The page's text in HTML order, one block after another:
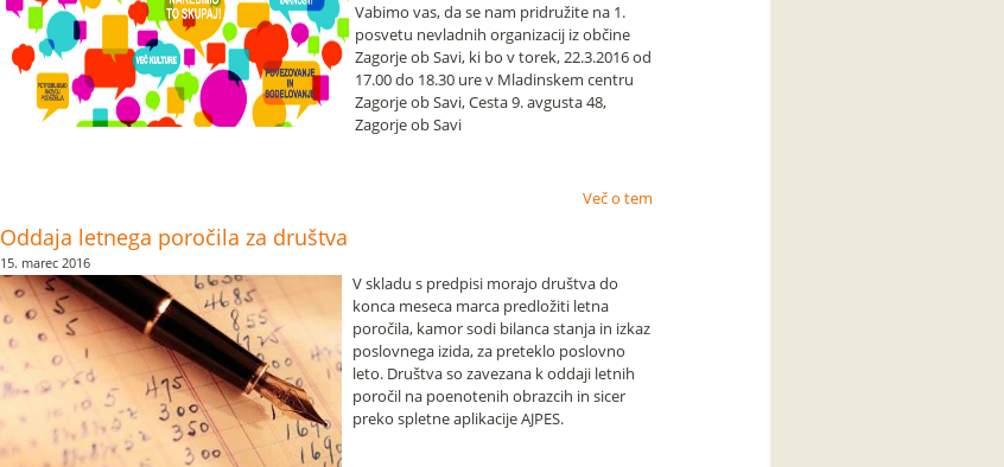
Vabimo vas, da se nam pridružite na 1.
posvetu nevladnih organizacij iz občine
Zagorje ob Savi, ki bo v torek, 22.3.2016 od
17.00 do 18.30 ure v Mladinskem centru
Zagorje ob Savi, Cesta 9. avgusta 48,
Zagorje ob Savi
Več o tem
Oddaja letnega poročila za društva
15. marec 2016
V skladu s predpisi morajo društva do
konca meseca marca predložiti letna
poročila, kamor sodi bilanca stanja in izkaz
poslovnega izida, za preteklo poslovno
leto. Društva so zavezana k oddaji letnih
poročil na poenotenih obrazcih in sicer
preko spletne aplikacije AJPES.